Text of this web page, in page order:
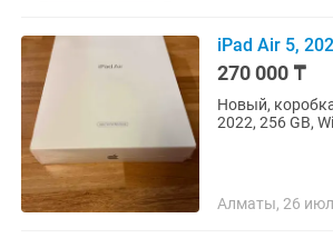
iPad Air 5,
270 000 ₸
Новый,
2022, 256 GB,
Алматы, 26